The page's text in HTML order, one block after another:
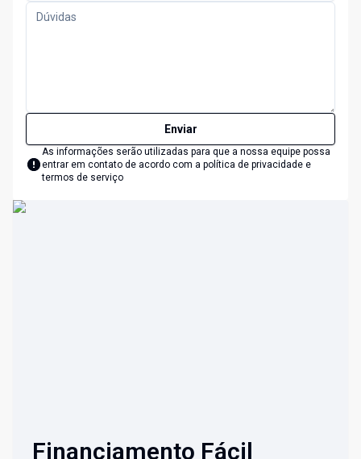
Enviar
As informações serão utilizadas para que a nossa equipe possa
entrar em contato de acordo com a política de privacidade e
termos de serviço
Financiamento Fácil